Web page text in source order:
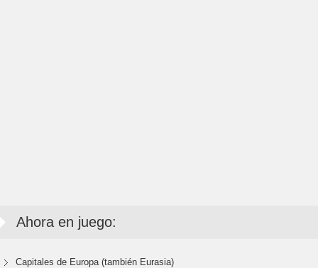
Ahora en juego:
Capitales de Europa (también Eurasia)